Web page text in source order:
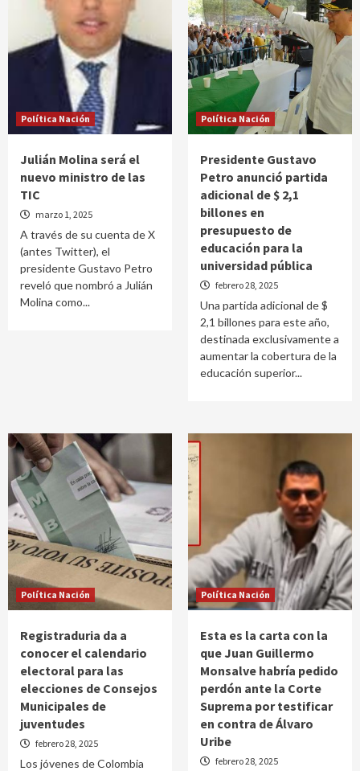
Política Nación
Julián Molina será el
nuevo ministro de las
TIC
marzo 1, 2025
A través de su cuenta de X
(antes Twitter), el
presidente Gustavo Petro
reveló que nombró a Julián
Molina como...
Política Nación
Presidente Gustavo
Petro anunció partida
adicional de $ 2,1
billones en
presupuesto de
educación para la
universidad pública
febrero 28, 2025
Una partida adicional de $
2,1 billones para este año,
destinada exclusivamente a
aumentar la cobertura de la
educación superior...
Política Nación
Registraduria da a
conocer el calendario
electoral para las
elecciones de Consejos
Municipales de
juventudes
febrero 28, 2025
Los jóvenes de Colombia
Política Nación
Esta es la carta con la
que Juan Guillermo
Monsalve habría pedido
perdón ante la Corte
Suprema por testificar
en contra de Álvaro
Uribe
febrero 28, 2025